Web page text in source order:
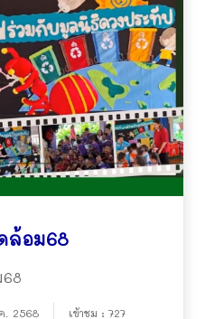
ล้อม68
. 2568 เข้าชม : 727